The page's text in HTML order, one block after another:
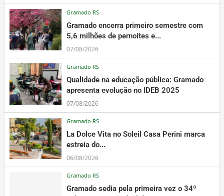
Gramado RS
Gramado encerra primeiro semestre com
5,6 milhões de pernoites e...
07/08/2026
Gramado RS
Qualidade na educação pública: Gramado
apresenta evolução no IDEB 2025
07/08/2026
Gramado RS
La Dolce Vita no Soleil Casa Perini marca
estreia do...
06/08/2026
Gramado RS
Gramado sedia pela primeira vez o 34º